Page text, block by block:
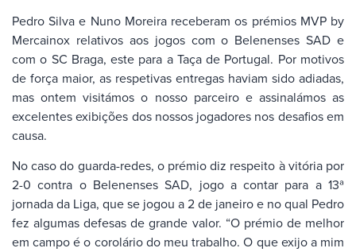
Pedro Silva e Nuno Moreira receberam os prémios MVP by
Mercainox relativos aos jogos com o Belenenses SAD e
com o SC Braga, este para a Taça de Portugal. Por motivos
de força maior, as respetivas entregas haviam sido adiadas,
mas ontem visitámos o nosso parceiro e assinalámos as
excelentes exibições dos nossos jogadores nos desafios em
causa.
No caso do guarda-redes, o prémio diz respeito à vitória por
2-0 contra o Belenenses SAD, jogo a contar para a 13ª
jornada da Liga, que se jogou a 2 de janeiro e no qual Pedro
fez algumas defesas de grande valor. “O prémio de melhor
em campo é o corolário do meu trabalho. O que exijo a mim